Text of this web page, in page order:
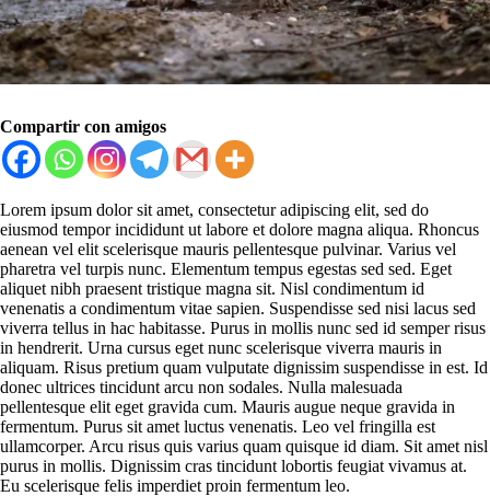
Compartir con amigos
Lorem ipsum dolor sit amet, consectetur adipiscing elit, sed do
eiusmod tempor incididunt ut labore et dolore magna aliqua. Rhoncus
aenean vel elit scelerisque mauris pellentesque pulvinar. Varius vel
pharetra vel turpis nunc. Elementum tempus egestas sed sed. Eget
aliquet nibh praesent tristique magna sit. Nisl condimentum id
venenatis a condimentum vitae sapien. Suspendisse sed nisi lacus sed
viverra tellus in hac habitasse. Purus in mollis nunc sed id semper risus
in hendrerit. Urna cursus eget nunc scelerisque viverra mauris in
aliquam. Risus pretium quam vulputate dignissim suspendisse in est. Id
donec ultrices tincidunt arcu non sodales. Nulla malesuada
pellentesque elit eget gravida cum. Mauris augue neque gravida in
fermentum. Purus sit amet luctus venenatis. Leo vel fringilla est
ullamcorper. Arcu risus quis varius quam quisque id diam. Sit amet nisl
purus in mollis. Dignissim cras tincidunt lobortis feugiat vivamus at.
Eu scelerisque felis imperdiet proin fermentum leo.